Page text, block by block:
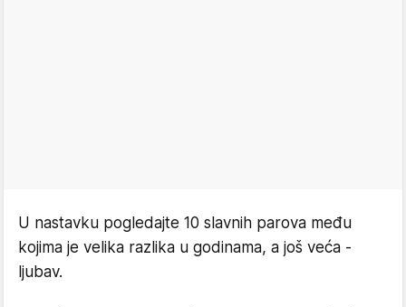
U nastavku pogledajte 10 slavnih parova među
kojima je velika razlika u godinama, a još veća -
ljubav.